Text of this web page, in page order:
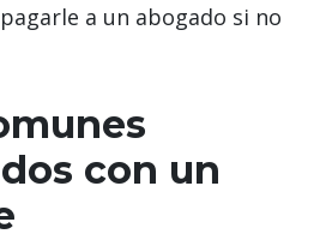
a un abogado si no
con un